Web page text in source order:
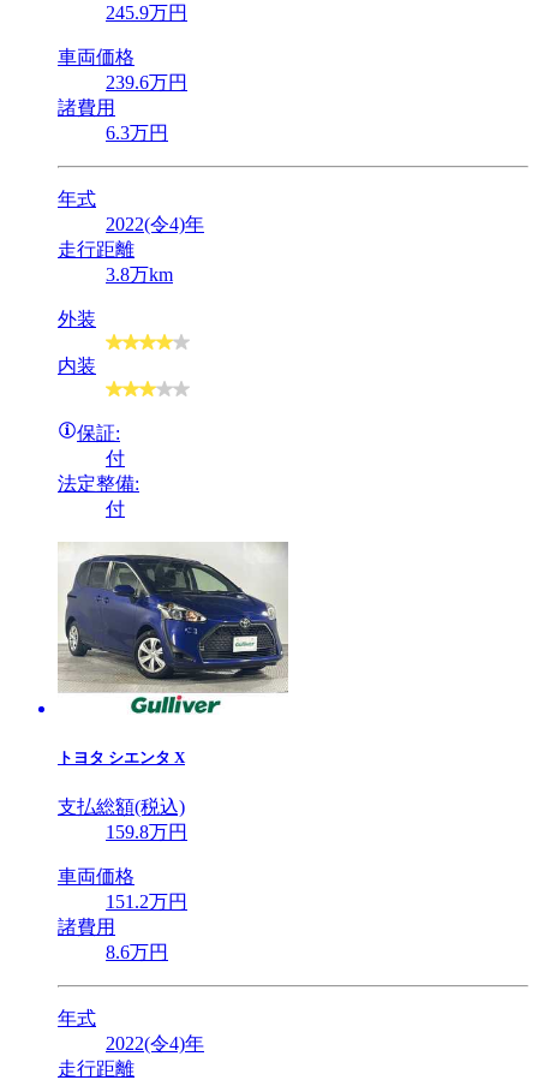
245.9万円
車両価格
239.6万円
諸費用
6.3万円
年式
2022(令4)年
走行距離
3.8万km
外装
内装
保証:
付
法定整備:
付
トヨタ シエンタ X
支払総額(税込)
159.8万円
車両価格
151 .2万円
諸費用
8.6万円
年式
2022(令4)年
走行距離